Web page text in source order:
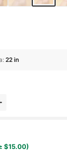
: 22 in
$15.00)